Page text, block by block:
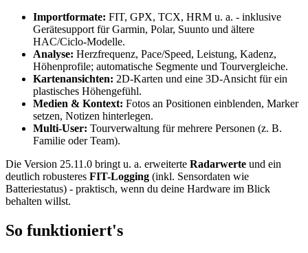
Importformate: FIT, GPX, TCX, HRM u. a. - inklusive
Gerätesupport für Garmin, Polar, Suunto und ältere
HAC/Ciclo-Modelle.
Analyse: Herzfrequenz, Pace/Speed, Leistung, Kadenz,
Höhenprofile; automatische Segmente und Tourvergleiche.
Kartenansichten: 2D-Karten und eine 3D-Ansicht für ein
plastisches Höhengefühl.
Medien & Kontext: Fotos an Positionen einblenden, Marker
setzen, Notizen hinterlegen.
Multi-User: Tourverwaltung für mehrere Personen (z. B.
Familie oder Team).
Die Version 25.11.0 bringt u. a. erweiterte Radarwerte und ein
deutlich robusteres FIT-Logging (inkl. Sensordaten wie
Batteriestatus) - praktisch, wenn du deine Hardware im Blick
behalten willst.
So funktioniert's